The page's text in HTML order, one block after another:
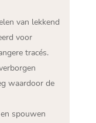
van lekkend
voor
tracés.​
waardoor de
spouwen